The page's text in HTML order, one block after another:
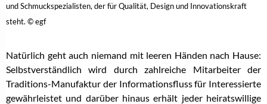
und Schmuckspezialisten, der für Qualität, Design und Innovationskraft
steht. © egf
Natürlich geht auch niemand mit leeren Händen nach Hause:
Selbstverständlich wird durch zahlreiche Mitarbeiter der
Traditions-Manufaktur der Informationsfluss für Interessierte
gewährleistet und darüber hinaus erhält jeder heiratswillige